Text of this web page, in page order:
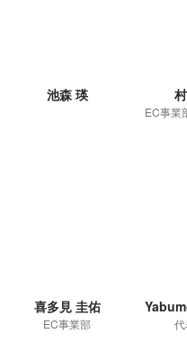
池森 瑛
EC事
喜多見 圭佑
EC事業部